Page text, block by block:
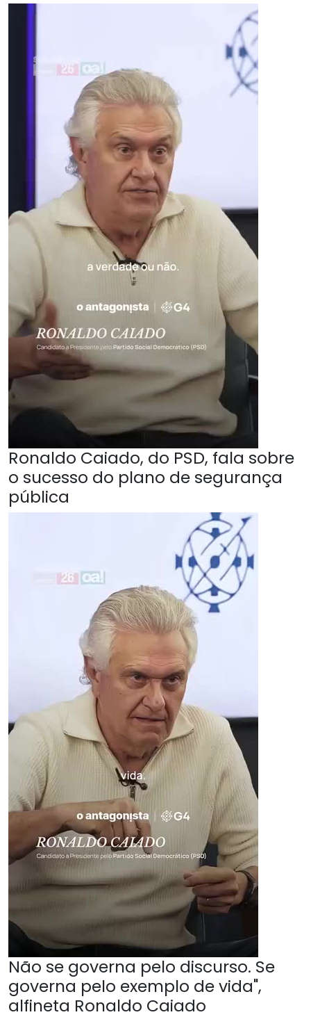
Ronaldo Caiado, do PSD, fala sobre
o sucesso do plano de segurança
pública
Não se governa pelo discurso. Se
governa pelo exemplo de vida",
alfineta Ronaldo Caiado